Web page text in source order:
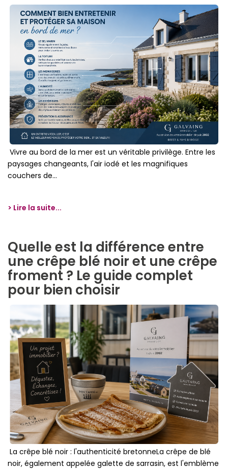
Vivre au bord de la mer est un véritable privilège. Entre les
paysages changeants, l'air iodé et les magnifiques
couchers de...
> Lire la suite...
Quelle est la différence entre
une crêpe blé noir et une crêpe
froment ? Le guide complet
pour bien choisir
La crêpe blé noir : l'authenticité bretonneLa crêpe de blé
noir, également appelée galette de sarrasin, est l'emblème